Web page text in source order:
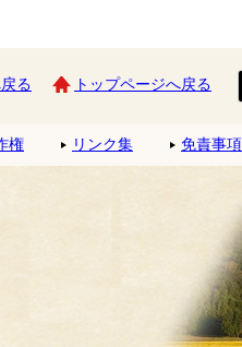
る トップページへ戻る
権 リンク集 免責事項